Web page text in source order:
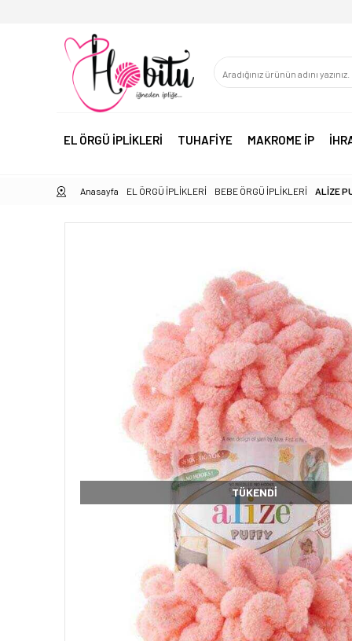
EL ÖRGÜ İPLİKLERİ TUHAFİYE MAKROME İP
Anasayfa EL ÖRGÜ İPLİKLERİ BEBE ÖRGÜ İPLİKLERİ ALİZE
TÜKENDI